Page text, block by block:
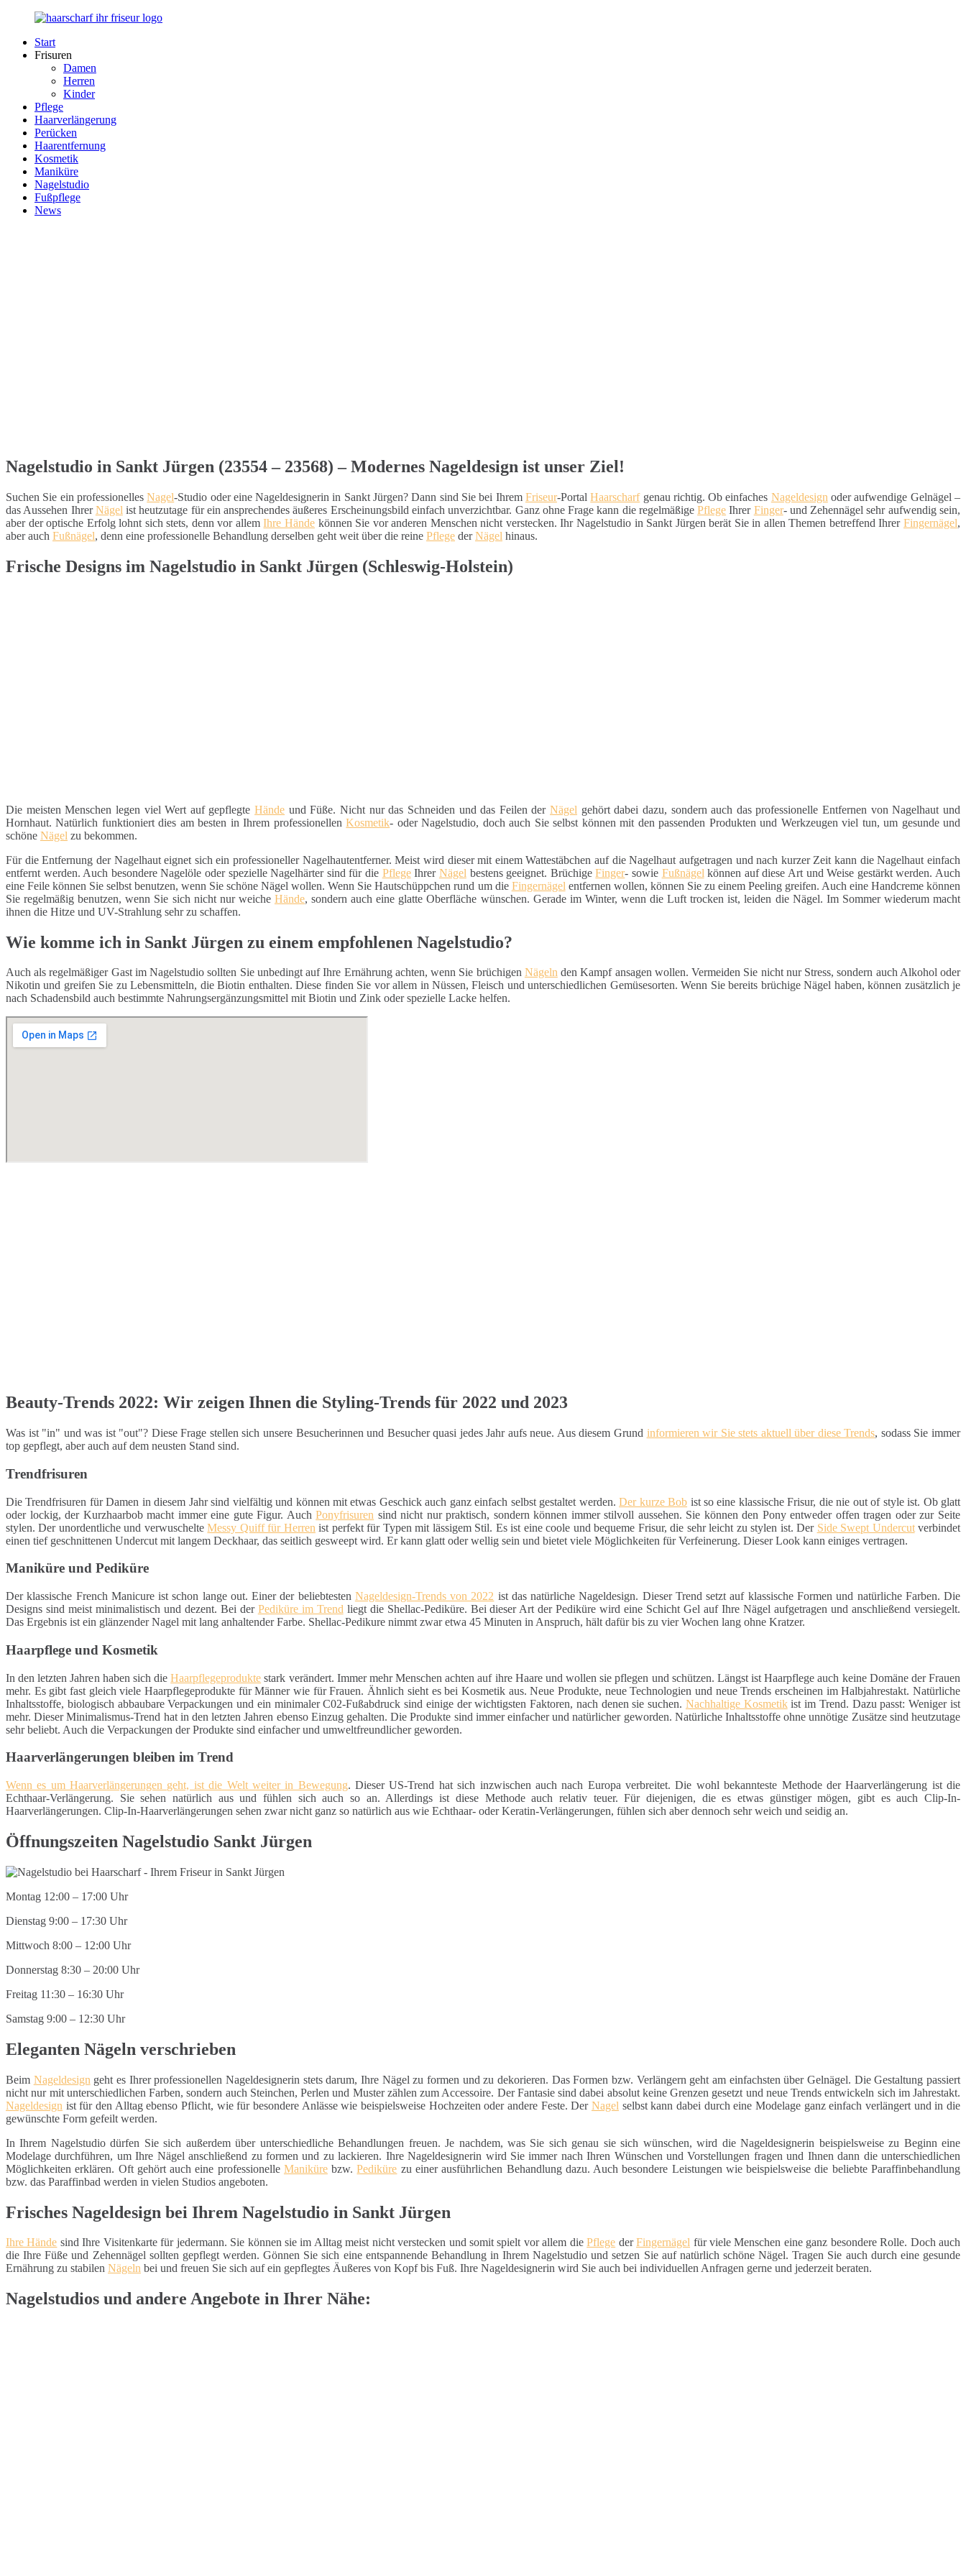
Zurück
Inhalt
Haarscharf
Händen
Start
Frisuren
Damen
Herren
Kinder
Pflege
Haarverlängerung
Perücken
Haarentfernung
Kosmetik
Maniküre
Nagelstudio
Fußpflege
News
Nagelstudio in Sankt Jürgen (23554 – 23568) – Modernes Nageldesign ist unser Ziel!
Suchen Sie ein professionellesNagel-Studio oder eine Nageldesignerin in Sankt Jürgen? Dann sind Sie bei Ihrem Friseur-PortalHaarscharfgenau richtig. Ob einfaches Nageldesign oder aufwendige Gelnägel –
das Aussehen IhrerNägel ist heutzutage für ein ansprechendes äußeres Erscheinungsbild einfach unverzichtbar. Ganz ohne Frage kann die regelmäßigePflege Ihrer Finger- und Zehennägel sehr aufwendig sein,
aber der optische Erfolg lohnt sich stets, denn vor allemIhre Hände können Sie vor anderen Menschen nicht verstecken. Ihr Nagelstudio in Sankt Jürgen berät Sie in allen Themen betreffend IhrerFingernägel,
aber auch Fußnägel, denn eine professionelle Behandlung derselben geht weit über die reine Pflege derNägel hinaus.
Frische Designs im Nagelstudio in Sankt Jürgen (Schleswig-Holstein)
Die meisten Menschen legen viel Wert auf gepflegteHände und Füße. Nicht nur das Schneiden und das Feilen derNägel gehört dabei dazu, sondern auch das professionelle Entfernen von Nagelhaut und
Hornhaut. Natürlich funktioniert dies am besten in Ihrem professionellenKosmetik- oder Nagelstudio, doch auch Sie selbst können mit den passenden Produkten und Werkzeugen viel tun, um gesunde und
schöne Nägel zu bekommen.
Für die Entfernung der Nagelhaut eignet sich ein professioneller Nagelhautentferner. Meist wird dieser mit einem Wattestäbchen auf die Nagelhaut aufgetragen und nach kurzer Zeit kann die Nagelhaut einfach
entfernt werden. Auch besondere Nagelöle oder spezielle Nagelhärter sind für die PflegeIhrer Nägel bestens geeignet. BrüchigeFinger- sowie Fußnägel können auf diese Art und Weise gestärkt werden. Auch
eine Feile können Sie selbst benutzen, wenn Sie schöne Nägel wollen. Wenn Sie Hautschüppchen rund um die Fingernägel entfernen wollen, können Sie zu einem Peeling greifen. Auch eine Handcreme können
Sie regelmäßig benutzen, wenn Sie sich nicht nur weiche Hände, sondern auch eine glatte Oberfläche wünschen. Gerade im Winter, wenn die Luft trocken ist, leiden die Nägel. Im Sommer wiederum macht
ihnen die Hitze und UV-Strahlung sehr zu schaffen.
Wie komme ich in Sankt Jürgen zu einem empfohlenen Nagelstudio?
Auch als regelmäßiger Gast im Nagelstudio sollten Sie unbedingt auf Ihre Ernährung achten, wenn Sie brüchigen Nägelnden Kampf ansagen wollen. Vermeiden Sie nicht nur Stress, sondern auch Alkohol oder
Nikotin und greifen Sie zu Lebensmitteln, die Biotin enthalten. Diese finden Sie vor allem in Nüssen, Fleisch und unterschiedlichen Gemüsesorten. Wenn Sie bereits brüchige Nägel haben, können zusätzlich je
nach Schadensbild auch bestimmte Nahrungsergänzungsmittel mit Biotin und Zink oder spezielle Lacke helfen.
Beauty-Trends 2022: Wir zeigen Ihnen die Styling-Trends für 2022 und 2023
Was ist "in" und was ist "out"? Diese Frage stellen sich unsere Besucherinnen und Besucher quasi jedes Jahr aufs neue. Aus diesem Grund informieren wir Sie stets aktuell über diese Trends, sodass Sie immer
top gepflegt, aber auch auf dem neusten Stand sind.
Trendfrisuren
Die Trendfrisuren für Damen in diesem Jahr sind vielfältig und können mit etwas Geschick auch ganz einfach selbst gestaltet werden.Der kurze Bob ist so eine klassische Frisur, die nie out of style ist. Ob glatt
oder lockig, der Kurzhaarbob macht immer eine gute Figur. AuchPonyfrisuren sind nicht nur praktisch, sondern können immer stilvoll aussehen. Sie können den Pony entweder offen tragen oder zur Seite
stylen. Der unordentliche und verwuschelteMessy Quiff für Herren ist perfekt für Typen mit lässigem Stil. Es ist eine coole und bequeme Frisur, die sehr leicht zu stylen ist. Der Side Swept Undercutverbindet
einen tief geschnittenen Undercut mit langem Deckhaar, das seitlich gesweept wird. Er kann glatt oder wellig sein und bietet viele Möglichkeiten für Verfeinerung. Dieser Look kann einiges vertragen.
Maniküre und Pediküre
Der klassische French Manicure ist schon lange out. Einer der beliebtesten Nageldesign-Trends von 2022 ist das natürliche Nageldesign. Dieser Trend setzt auf klassische Formen und natürliche Farben. Die
Designs sind meist minimalistisch und dezent. Bei der Pediküre im Trend liegt die Shellac-Pediküre. Bei dieser Art der Pediküre wird eine Schicht Gel auf Ihre Nägel aufgetragen und anschließend versiegelt.
Das Ergebnis ist ein glänzender Nagel mit lang anhaltender Farbe. Shellac-Pedikure nimmt zwar etwa 45 Minuten in Anspruch, hält dafür bis zu vier Wochen lang ohne Kratzer.
Haarpflege und Kosmetik
In den letzten Jahren haben sich dieHaarpflegeprodukte stark verändert. Immer mehr Menschen achten auf ihre Haare und wollen sie pflegen und schützen. Längst ist Haarpflege auch keine Domäne der Frauen
mehr. Es gibt fast gleich viele Haarpflegeprodukte für Männer wie für Frauen. Ähnlich sieht es bei Kosmetik aus. Neue Produkte, neue Technologien und neue Trends erscheinen im Halbjahrestakt. Natürliche
Inhaltsstoffe, biologisch abbaubare Verpackungen und ein minimaler C02-Fußabdruck sind einige der wichtigsten Faktoren, nach denen sie suchen. Nachhaltige Kosmetikist im Trend. Dazu passt: Weniger ist
mehr. Dieser Minimalismus-Trend hat in den letzten Jahren ebenso Einzug gehalten. Die Produkte sind immer einfacher und natürlicher geworden. Natürliche Inhaltsstoffe ohne unnötige Zusätze sind heutzutage
sehr beliebt. Auch die Verpackungen der Produkte sind einfacher und umweltfreundlicher geworden.
Haarverlängerungen bleiben im Trend
Wenn es um Haarverlängerungen geht, ist die Welt weiter in Bewegung. Dieser US-Trend hat sich inzwischen auch nach Europa verbreitet. Die wohl bekannteste Methode der Haarverlängerung ist die
Echthaar-Verlängerung. Sie sehen natürlich aus und fühlen sich auch so an. Allerdings ist diese Methode auch relativ teuer. Für diejenigen, die es etwas günstiger mögen, gibt es auch Clip-In-
Haarverlängerungen. Clip-In-Haarverlängerungen sehen zwar nicht ganz so natürlich aus wie Echthaar- oder Keratin-Verlängerungen, fühlen sich aber dennoch sehr weich und seidig an.
Öffnungszeiten Nagelstudio Sankt Jürgen
Montag 12:00 – 17:00 Uhr
Dienstag 9:00 – 17:30 Uhr
Mittwoch 8:00 – 12:00 Uhr
Donnerstag 8:30 – 20:00 Uhr
Freitag 11:30 – 16:30 Uhr
Samstag 9:00 – 12:30 Uhr
Eleganten Nägeln verschrieben
Beim Nageldesign geht es Ihrer professionellen Nageldesignerin stets darum, Ihre Nägel zu formen und zu dekorieren. Das Formen bzw. Verlängern geht am einfachsten über Gelnägel. Die Gestaltung passiert
nicht nur mit unterschiedlichen Farben, sondern auch Steinchen, Perlen und Muster zählen zum Accessoire. Der Fantasie sind dabei absolut keine Grenzen gesetzt und neue Trends entwickeln sich im Jahrestakt.
Nageldesign ist für den Alltag ebenso Pflicht, wie für besondere Anlässe wie beispielsweise Hochzeiten oder andere Feste. Der Nagel selbst kann dabei durch eine Modelage ganz einfach verlängert und in die
gewünschte Form gefeilt werden.
In Ihrem Nagelstudio dürfen Sie sich außerdem über unterschiedliche Behandlungen freuen. Je nachdem, was Sie sich genau sie sich wünschen, wird die Nageldesignerin beispielsweise zu Beginn eine
Modelage durchführen, um Ihre Nägel anschließend zu formen und zu lackieren. Ihre Nageldesignerin wird Sie immer nach Ihren Wünschen und Vorstellungen fragen und Ihnen dann die unterschiedlichen
Möglichkeiten erklären. Oft gehört auch eine professionelle Manikürebzw.Pediküre zu einer ausführlichen Behandlung dazu. Auch besondere Leistungen wie beispielsweise die beliebte Paraffinbehandlung
bzw. das Paraffinbad werden in vielen Studios angeboten.
Frisches Nageldesign bei Ihrem Nagelstudio in Sankt Jürgen
Ihre Hände sind Ihre Visitenkarte für jedermann. Sie können sie im Alltag meist nicht verstecken und somit spielt vor allem diePflege derFingernägel für viele Menschen eine ganz besondere Rolle. Doch auch
die Ihre Füße und Zehennägel sollten gepflegt werden. Gönnen Sie sich eine entspannende Behandlung in Ihrem Nagelstudio und setzen Sie auf natürlich schöne Nägel. Tragen Sie auch durch eine gesunde
Ernährung zu stabilen Nägeln bei und freuen Sie sich auf ein gepflegtes Äußeres von Kopf bis Fuß. Ihre Nageldesignerin wird Sie auch bei individuellen Anfragen gerne und jederzeit beraten.
Nagelstudios und andere Angebote in Ihrer Nähe: